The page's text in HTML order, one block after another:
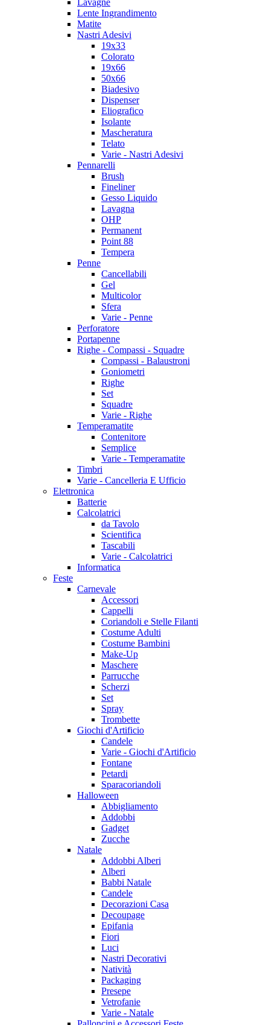
Lavagne
Lente Ingrandimento
Matite
Nastri Adesivi
19x33
Colorato
19x66
50x66
Biadesivo
Dispenser
Eliografico
Isolante
Mascheratura
Telato
Varie - Nastri Adesivi
Pennarelli
Brush
Fineliner
Gesso Liquido
Lavagna
OHP
Permanent
Point 88
Tempera
Penne
Cancellabili
Gel
Multicolor
Sfera
Varie - Penne
Perforatore
Portapenne
Righe - Compassi - Squadre
Compassi - Balaustroni
Goniometri
Righe
Set
Squadre
Varie - Righe
Temperamatite
Contenitore
Semplice
Varie - Temperamatite
Timbri
Varie - Cancelleria E Ufficio
Elettronica
Batterie
Calcolatrici
da Tavolo
Scientifica
Tascabili
Varie - Calcolatrici
Informatica
Feste
Carnevale
Accessori
Cappelli
Coriandoli e Stelle Filanti
Costume Adulti
Costume Bambini
Make-Up
Maschere
Parrucche
Scherzi
Set
Spray
Trombette
Giochi d'Artificio
Candele
Varie - Giochi d'Artificio
Fontane
Petardi
Sparacoriandoli
Halloween
Abbigliamento
Addobbi
Gadget
Zucche
Natale
Addobbi Alberi
Alberi
Babbi Natale
Candele
Decorazioni Casa
Decoupage
Epifania
Fiori
Luci
Nastri Decorativi
Natività
Packaging
Presepe
Vetrofanie
Varie - Natale